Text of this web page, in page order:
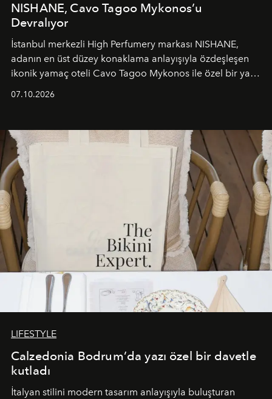
NISHANE, Cavo Tagoo Mykonos’u
Devralıyor
İstanbul merkezli High Perfumery markası NISHANE,
adanın en üst düzey konaklama anlayışıyla özdeşleşen
ikonik yamaç oteli Cavo Tagoo Mykonos ile özel bir yaz
buluşturarak markanın Cavo Tagoo’daki varlığını
sürükleyici ve mevsime özel bir deneyime dönüştürüyor.
07.10.2026
LIFESTYLE
Calzedonia Bodrum’da yazı özel bir davetle
kutladı
İtalyan stilini modern tasarım anlayışıyla buluşturan